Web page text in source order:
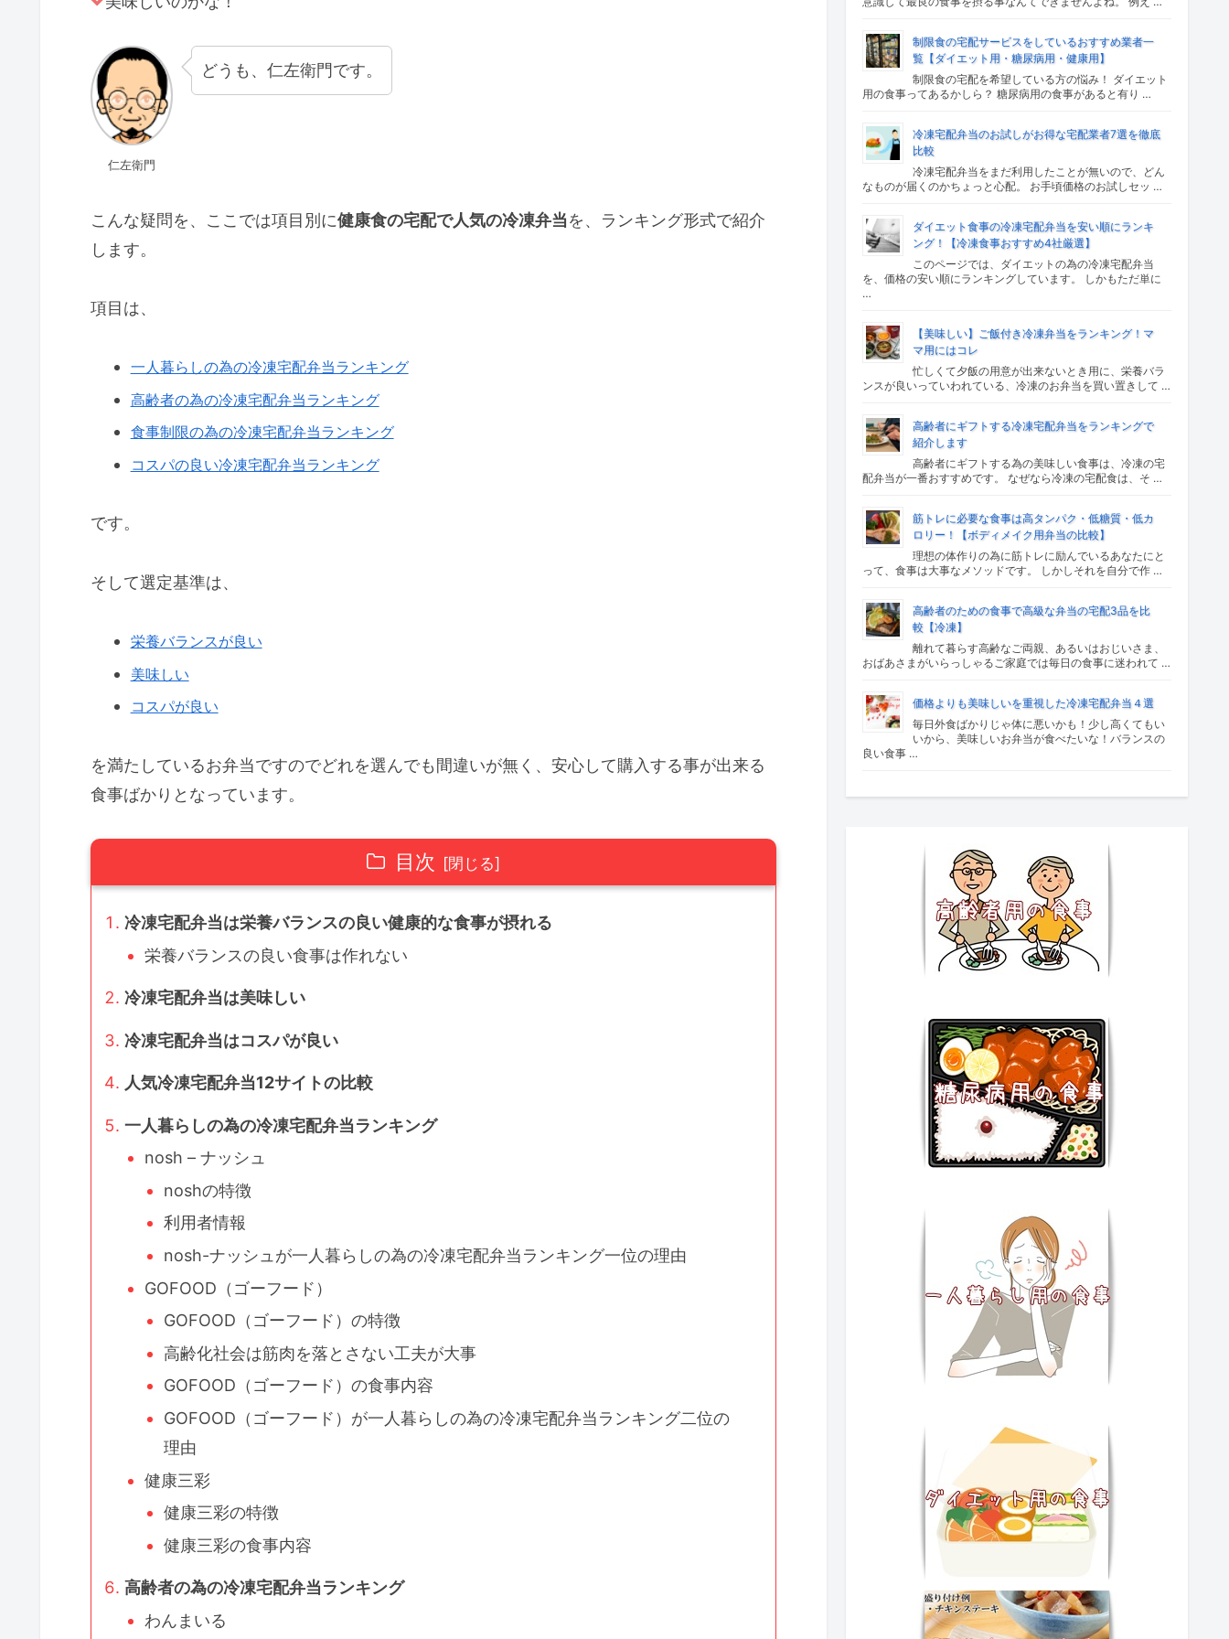
仁左衛門
どうも、仁左衛門です。
こんな疑問を、ここでは項目別に健康食の宅配で人気の冷凍弁当を、ランキング形式で紹介
します。
項目は、
一人暮らしの為の冷凍宅配弁当ランキング
高齢者の為の冷凍宅配弁当ランキング
食事制限の為の冷凍宅配弁当ランキング
コスパの良い冷凍宅配弁当ランキング
です。
そして選定基準は、
栄養バランスが良い
美味しい
コスパが良い
を満たしているお弁当ですのでどれを選んでも間違いが無く、安心して購入する事が出来る
食事ばかりとなっています。
目次
冷凍宅配弁当は栄養バランスの良い健康的な食事が摂れる
栄養バランスの良い食事は作れない
冷凍宅配弁当は美味しい
冷凍宅配弁当はコスパが良い
人気冷凍宅配弁当12サイトの比較
一人暮らしの為の冷凍宅配弁当ランキング
nosh – ナッシュ
noshの特徴
利用者情報
nosh-ナッシュが一人暮らしの為の冷凍宅配弁当ランキング一位の理由
GOFOOD（ゴーフード）
GOFOOD（ゴーフード）の特徴
高齢化社会は筋肉を落とさない工夫が大事
GOFOOD（ゴーフード）の食事内容
GOFOOD（ゴーフード）が一人暮らしの為の冷凍宅配弁当ランキング二位の
理由
健康三彩
健康三彩の特徴
健康三彩の食事内容
高齢者の為の冷凍宅配弁当ランキング
わんまいる
制限食の宅配サービスをしているおすすめ業者一
覧【ダイエット用・糖尿病用・健康用】
制限食の宅配を希望している方の悩み！ ダイエット
用の食事ってあるかしら？ 糖尿病用の食事があると有り …
冷凍宅配弁当のお試しがお得な宅配業者7選を徹底
比較
冷凍宅配弁当をまだ利用したことが無いので、どん
なものが届くのかちょっと心配。 お手頃価格のお試しセッ …
ダイエット食事の冷凍宅配弁当を安い順にランキ
ング！【冷凍食事おすすめ4社厳選】
このページでは、ダイエットの為の冷凍宅配弁当
を、価格の安い順にランキングしています。 しかもただ単に
…
【美味しい】ご飯付き冷凍弁当をランキング！マ
マ用にはコレ
忙しくて夕飯の用意が出来ないとき用に、栄養バラ
ンスが良いっていわれている、冷凍のお弁当を買い置きして …
高齢者にギフトする冷凍宅配弁当をランキングで
紹介します
高齢者にギフトする為の美味しい食事は、冷凍の宅
配弁当が一番おすすめです。 なぜなら冷凍の宅配食は、そ …
筋トレに必要な食事は高タンパク・低糖質・低カ
ロリー！【ボディメイク用弁当の比較】
理想の体作りの為に筋トレに励んでいるあなたにと
って、食事は大事なメソッドです。 しかしそれを自分で作 …
高齢者のための食事で高級な弁当の宅配3品を比
較【冷凍】
離れて暮らす高齢なご両親、あるいはおじいさま、
おばあさまがいらっしゃるご家庭では毎日の食事に迷われて …
価格よりも美味しいを重視した冷凍宅配弁当４選
毎日外食ばかりじゃ体に悪いかも！少し高くてもい
いから、美味しいお弁当が食べたいな！バランスの
良い食事 …